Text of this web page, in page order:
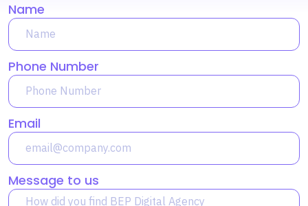
Name
Phone Number
Email
Message to us